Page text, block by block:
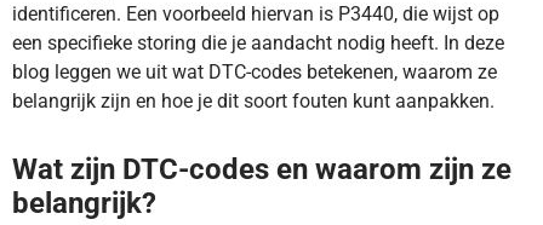
identificeren. Een voorbeeld hiervan is P3440, die wijst op
een specifieke storing die je aandacht nodig heeft. In deze
blog leggen we uit wat DTC-codes betekenen, waarom ze
belangrijk zijn en hoe je dit soort fouten kunt aanpakken.
Wat zijn DTC-codes en waarom zijn ze
belangrijk?